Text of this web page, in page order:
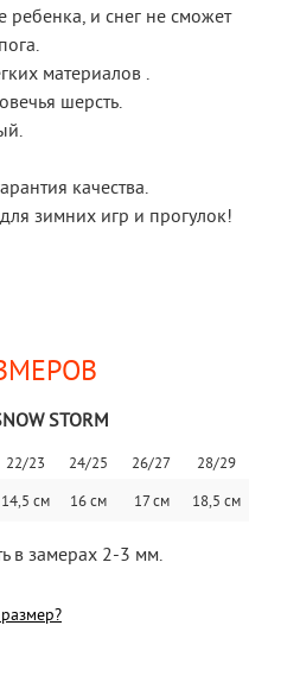
ребенка, и снег не сможет
материалов .
шерсть.
качества.
зимних игр и прогулок!
STORM
22/23 24/25 26/27 28/29
14,5 см 16 см 17 см 18,5 см
в замерах 2-3 мм.